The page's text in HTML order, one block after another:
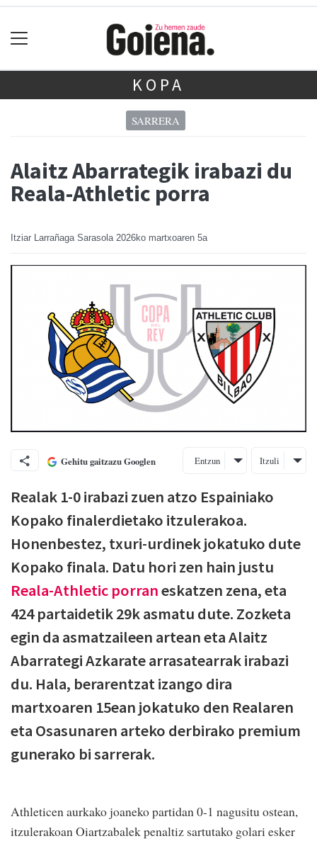
KOPA
SARRERA
Alaitz Abarrategik irabazi du
Reala-Athletic porra
Itziar Larrañaga Sarasola 2026ko martxoaren 5a
Gehitu gaitzazu Googlen Entzun Itzuli
Realak 1-0 irabazi zuen atzo Espainiako
Kopako finalerdietako itzulerakoa.
Honenbestez, txuri-urdinek jokatuko dute
Kopako finala. Datu hori zen hain justu
Reala-Athletic porraneskatzen zena, eta
424 partaidetik 29k asmatu dute. Zozketa
egin da asmatzaileen artean eta Alaitz
Abarrategi Azkarate arrasatearrak irabazi
du. Hala, berarentzat izango dira
martxoaren 15ean jokatuko den Realaren
eta Osasunaren arteko derbirako premium
gunerako bi sarrerak.
Athleticen aurkako joaneko partidan 0-1 nagusitu ostean,
itzulerakoan Oiartzabalek penaltiz sartutako golari esker